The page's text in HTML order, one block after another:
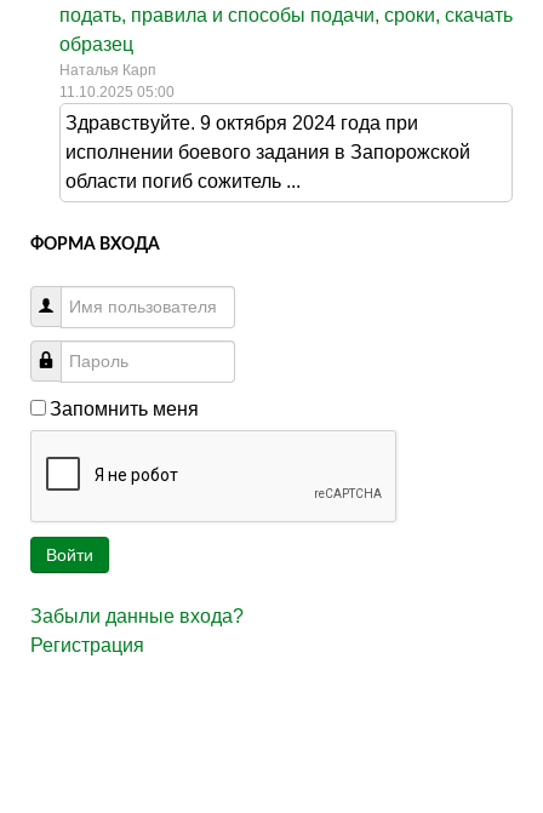
подать, правила и способы подачи, сроки, скачать
образец
Наталья Карп
11.10.2025 05:00
Здравствуйте. 9 октября 2024 года при
исполнении боевого задания в Запорожской
области погиб сожитель ...
ФОРМА ВХОДА
Запомнить меня
Войти
Забыли данные входа?
Регистрация